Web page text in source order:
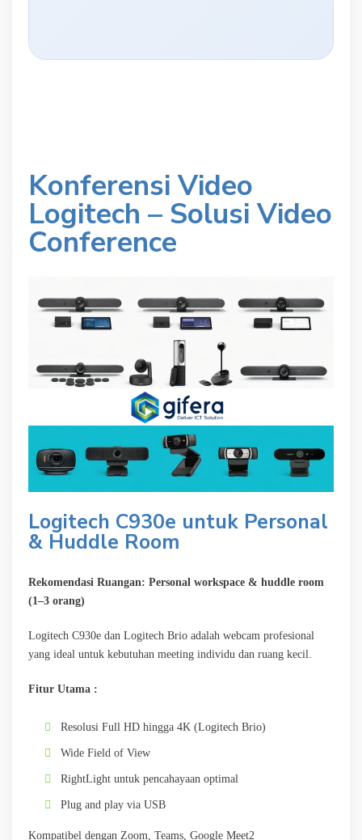
Konferensi Video
Logitech – Solusi Video
Conference
Logitech C930e untuk Personal
& Huddle Room
Rekomendasi Ruangan: Personal workspace & huddle room
(1–3 orang)
Logitech C930e dan Logitech Brio adalah webcam profesional
yang ideal untuk kebutuhan meeting individu dan ruang kecil.
Fitur Utama :
Resolusi Full HD hingga 4K (Logitech Brio)
Wide Field of View
RightLight untuk pencahayaan optimal
Plug and play via USB
Kompatibel dengan Zoom, Teams, Google Meet2